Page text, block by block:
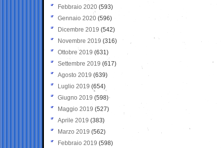
Febbraio 2020 (593)
Gennaio 2020 (596)
Dicembre 2019 (542)
Novembre 2019 (316)
Ottobre 2019 (631)
Settembre 2019 (617)
Agosto 2019 (639)
Luglio 2019 (654)
Giugno 2019 (598)
Maggio 2019 (527)
Aprile 2019 (383)
Marzo 2019 (562)
Febbraio 2019 (598)